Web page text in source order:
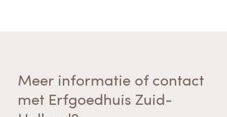
Meer informatie of contact
met Erfgoedhuis Zuid-